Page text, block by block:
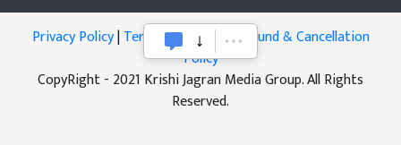
Privacy Policy|Terms of Service|Refund & Cancellation
Policy
CopyRight - 2021 Krishi Jagran Media Group. All Rights
Reserved.